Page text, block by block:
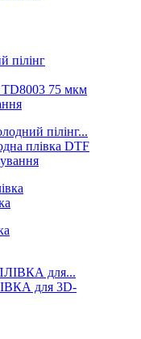
TD8003 75 мкм
плівка DTF
для 3D-